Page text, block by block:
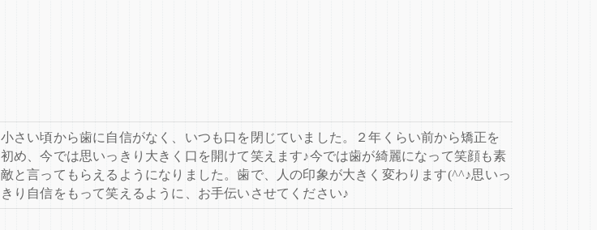
小さい頃から歯に自信がなく、いつも口を閉じていました。２年くらい前から矯正を
初め、今では思いっきり大きく口を開けて笑えます♪今では歯が綺麗になって笑顔も素
敵と言ってもらえるようになりました。歯で、人の印象が大きく変わります(^^♪思いっ
きり自信をもって笑えるように、お手伝いさせてください♪